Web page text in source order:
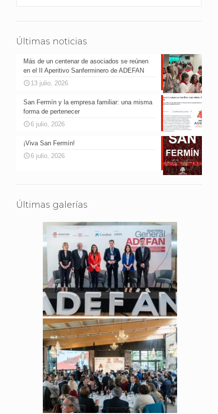
Últimas noticias
Más de un centenar de asociados se reúnen
en el II Aperitivo Sanferminero de ADEFAN
13 julio, 2026
San Fermín y la empresa familiar: una misma
forma de pertenecer
6 julio, 2026
¡Viva San Fermín!
6 julio, 2026
Últimas galerías